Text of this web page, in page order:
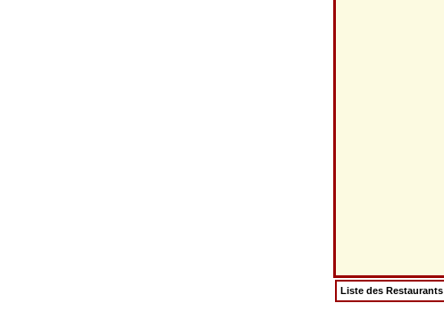
Liste des Restaurants